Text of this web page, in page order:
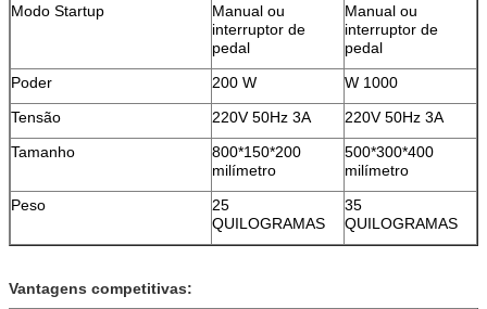
Modo Startup
Manual ou
interruptor de
pedal
Manual ou
interruptor de
pedal
Poder
200 W
W 1000
Tensão
220V 50Hz 3A
220V 50Hz 3A
Tamanho
800*150*200
milímetro
500*300*400
milímetro
Peso
25
QUILOGRAMAS
35
QUILOGRAMAS
Vantagens competitivas: